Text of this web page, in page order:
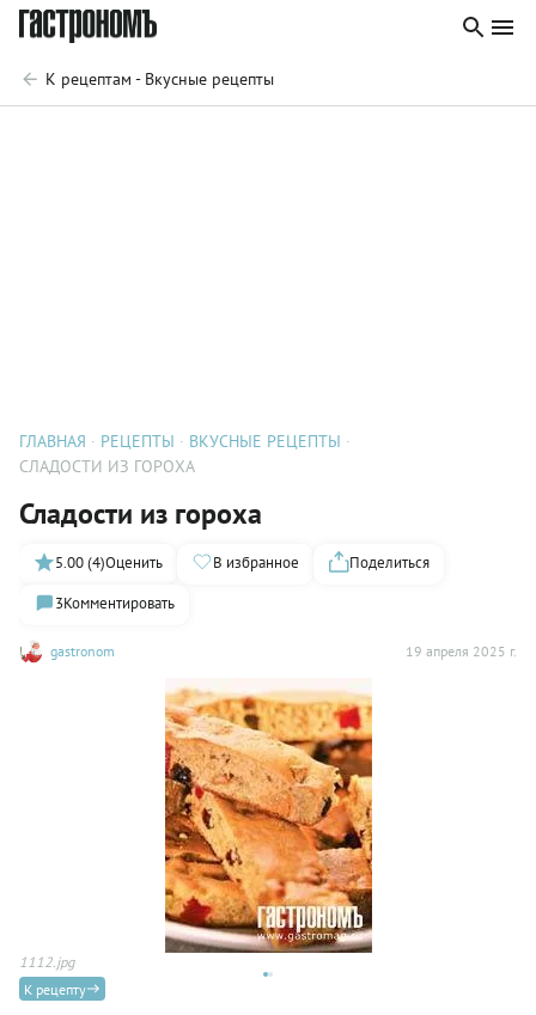
К рецептам - Вкусные рецепты
ГЛАВНАЯ РЕЦЕПТЫ
ВКУСНЫЕ РЕЦЕПТЫ
СЛАДОСТИ ИЗ ГОРОХА
Сладости из гороха
gastronom 19 апреля 2025 г.
5.00 (4)Оценить В избранное
Поделиться
3Комментировать
1112.jpg
К рецепту